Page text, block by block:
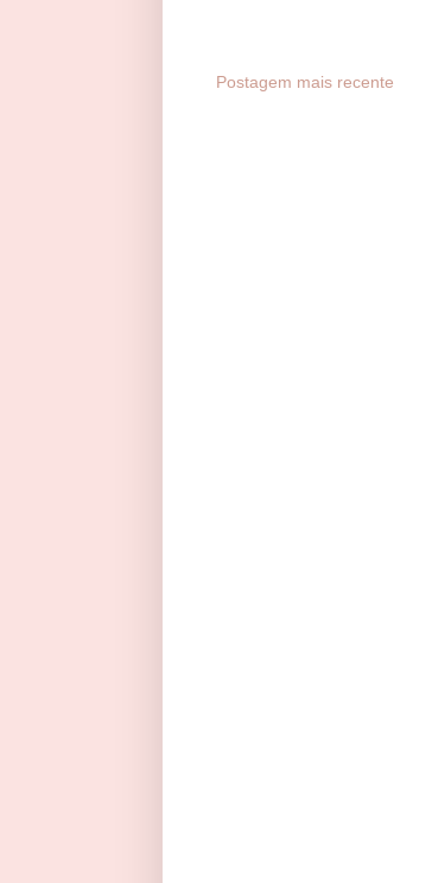
Postagem mais recente